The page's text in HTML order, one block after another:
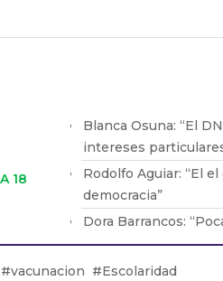
18
Blanca Osuna: “El
intereses
Rodolfo Aguiar: “El
democracia”
Dora Barrancos:
orden. Es la
Eduardo Valdés: "No
vacunacion Escolaridad